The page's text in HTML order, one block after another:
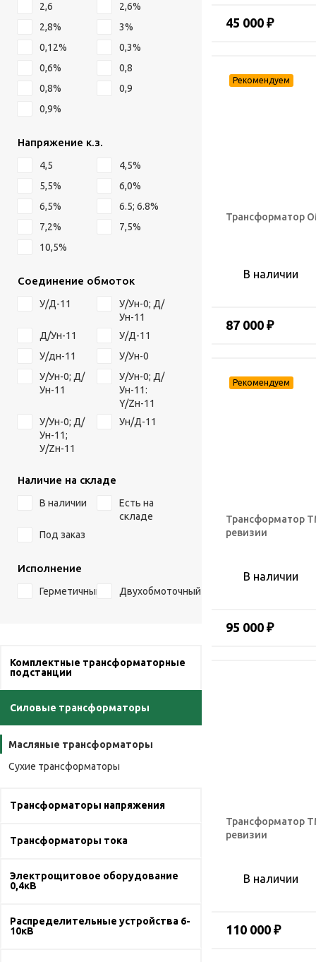
2,6
2,6%
2,8%
3%
0,12%
0,3%
0,6%
0,8
0,8%
0,9
0,9%
Напряжение к.з.
4,5
4,5%
5,5%
6,0%
6,5%
6.5; 6.8%
7,2%
7,5%
10,5%
Соединение обмоток
У/Д-11
У/Ун-0; Д/
Ун-11
Д/Ун-11
У/Д-11
У/дн-11
У/Ун-0
У/Ун-0; Д/
Ун-11
У/Ун-0; Д/
Ун-11:
Y/Zн-11
У/Ун-0; Д/
Ун-11;
У/Zн-11
Ун/Д-11
Наличие на складе
В наличии
Есть на
складе
Под заказ
Исполнение
Герметичный Двухобмоточный
Комплектные трансформаторные
подстанции
Силовые трансформаторы
Масляные трансформаторы
Сухие трансформаторы
Трансформаторы напряжения
Трансформаторы тока
Электрощитовое оборудование
0,4кВ
Распределительные устройства 6-
10кВ
45 000 ₽
Трансформатор
В наличии
87 000 ₽
Трансформатор
ревизии
В наличии
95 000 ₽
Трансформатор
ревизии
В наличии
110 000 ₽